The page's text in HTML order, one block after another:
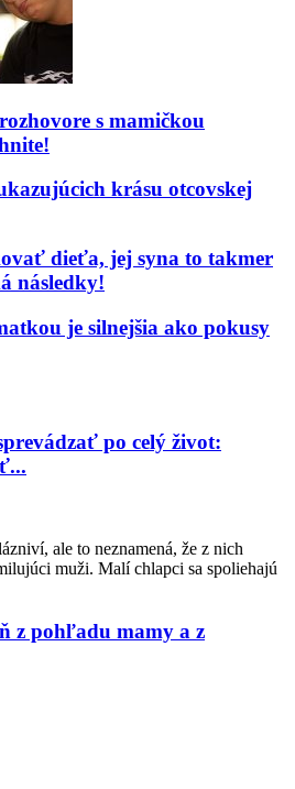
s mamičkou
krásu otcovskej
dieťa, jej syna to takmer
následky!
je silnejšia ako pokusy
po celý život:
ale to neznamená, že z nich
muži. Malí chlapci sa spoliehajú
z pohľadu mamy a z